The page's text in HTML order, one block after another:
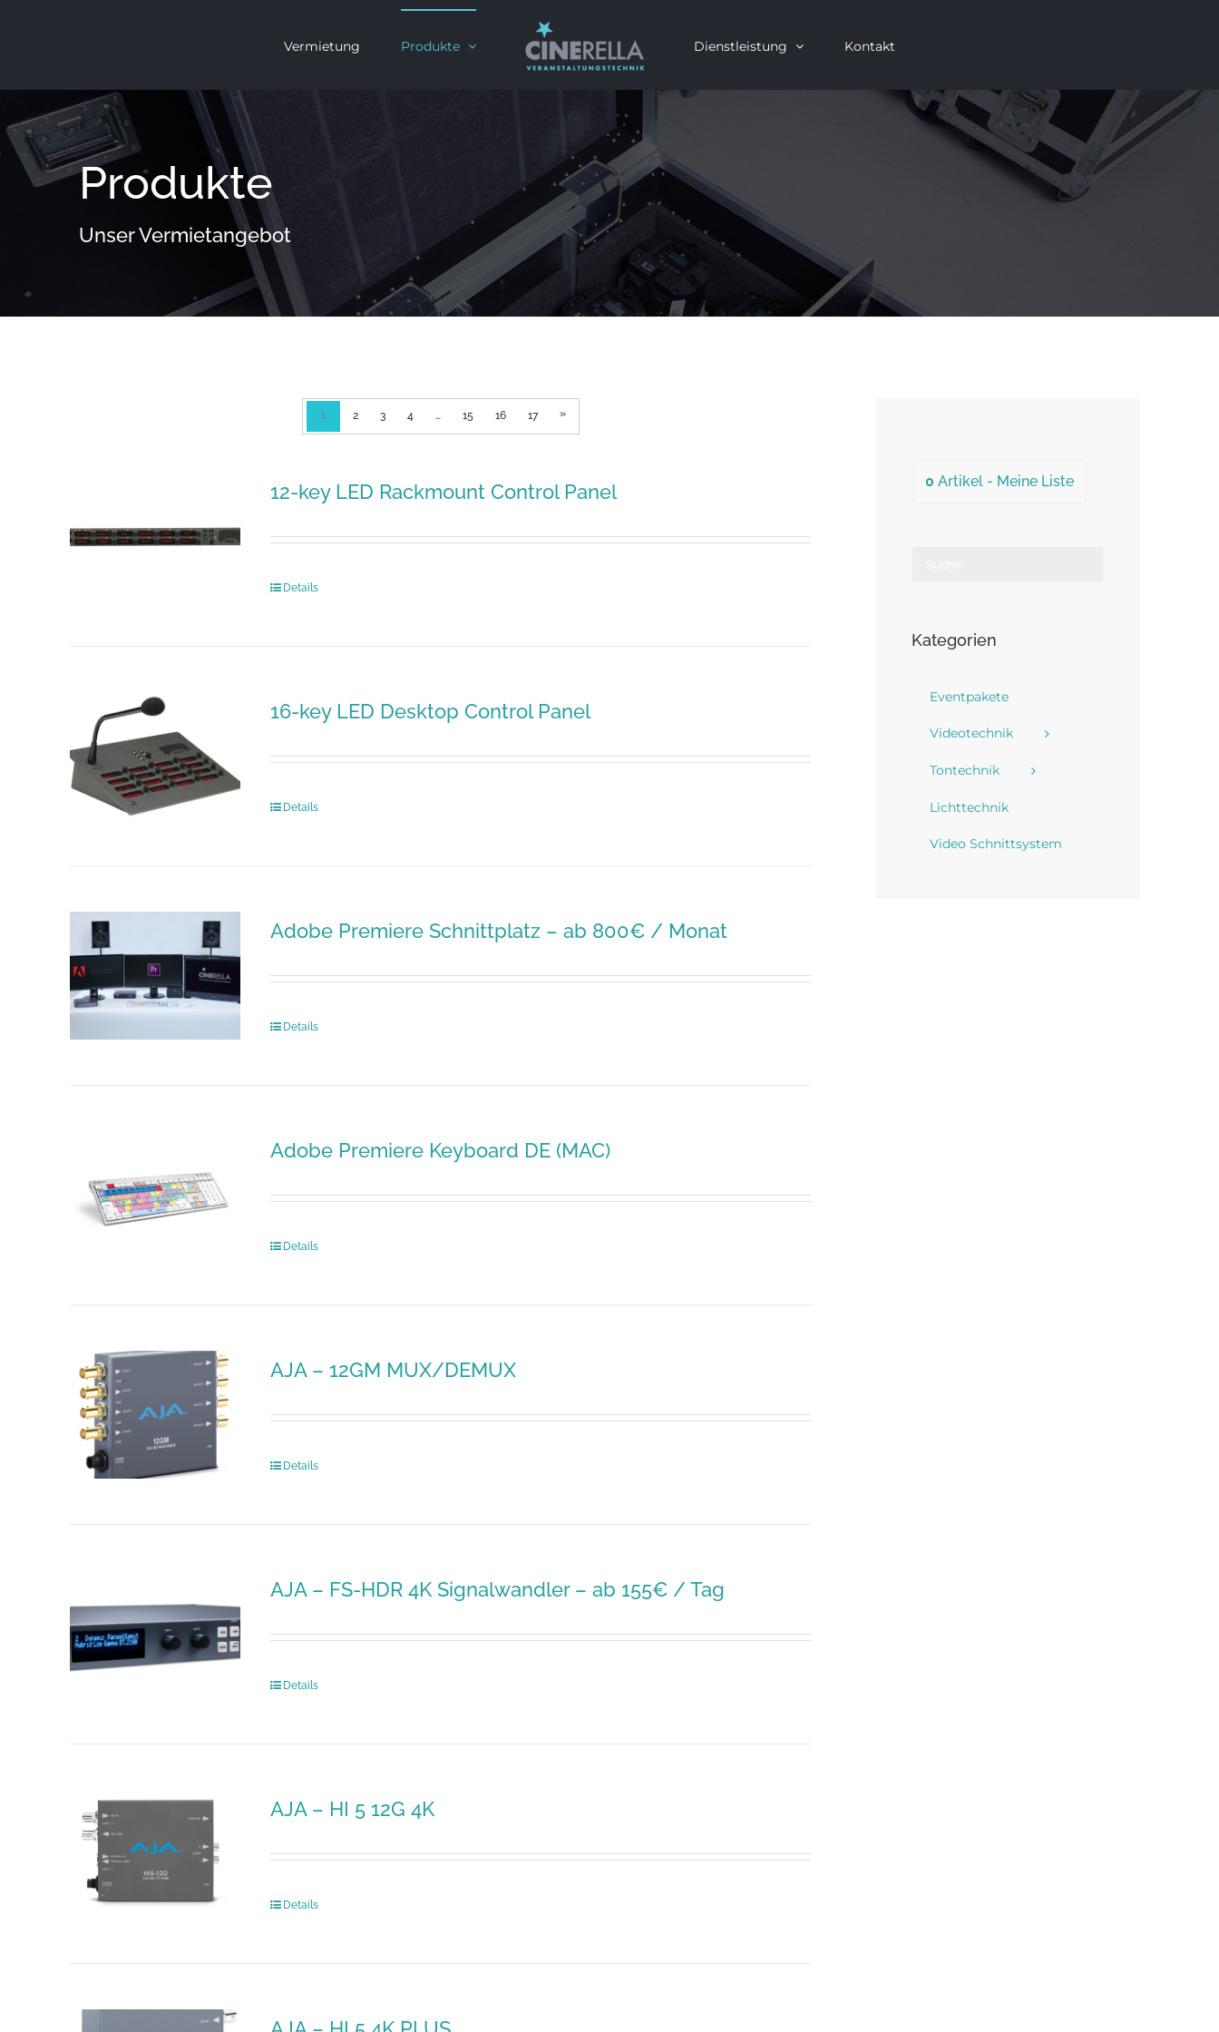
Vermietung Produkte Dienstleistung Kontakt
Produkte
Unser Vermietangebot
1 2 3 4 … 15 16 17 »
12-key LED Rackmount Control Panel
Details
16-key LED Desktop Control Panel
Details
Adobe Premiere Schnittplatz – ab 800€ / Monat
Details
Adobe Premiere Keyboard DE (MAC)
Details
AJA – 12GM MUX/DEMUX
Details
AJA – FS-HDR 4K Signalwandler – ab 155€ / Tag
Details
AJA – HI 5 12G 4K
Details
0 Artikel - Meine Liste
Kategorien
Eventpakete
Videotechnik
Tontechnik
Lichttechnik
Video Schnittsystem